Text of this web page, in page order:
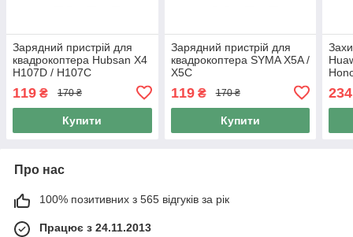
Зарядний пристрій для
квадрокоптера Hubsan X4
H107D / H107C
119 ₴ 170 ₴
Купити
Зарядний пристрій для
квадрокоптера SYMA X5A /
X5C
119₴ 170 ₴
Купити
234
Про нас
100% позитивних з 565 відгуків за рік
Працює з 24.11.2013